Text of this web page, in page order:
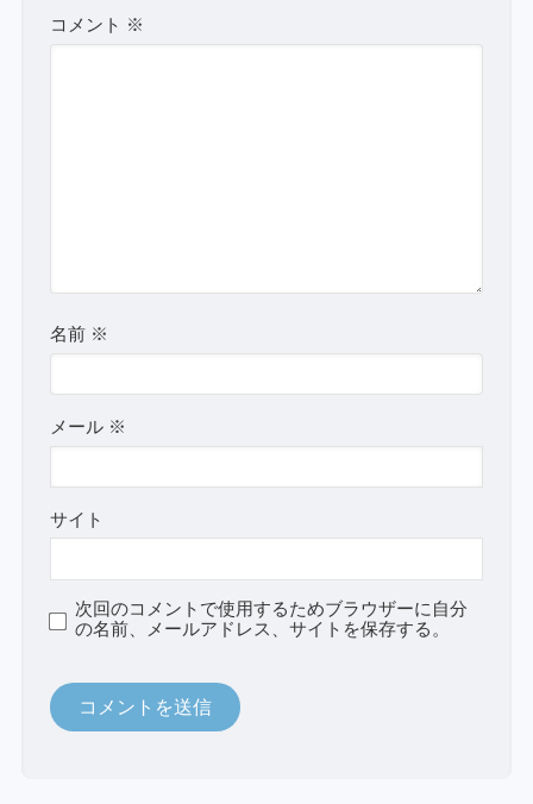
コメント ※
名前 ※
メール ※
サイト
次回のコメントで使用するためブラウザーに自分
の名前、メールアドレス、サイトを保存する。